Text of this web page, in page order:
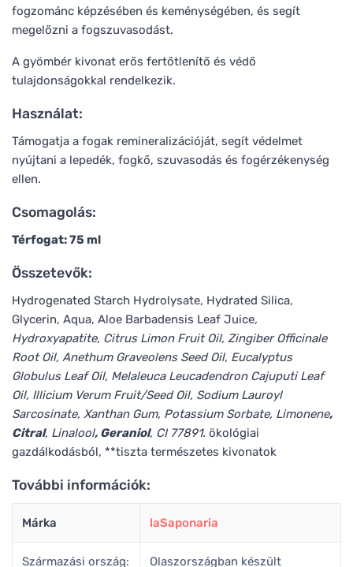
fogzománc képzésében és keménységében, és segít
megelőzni a fogszuvasodást.
A gyömbér kivonat erős fertőtlenítő és védő
tulajdonságokkal rendelkezik.
Használat:
Támogatja a fogak remineralizációját, segít védelmet
nyújtani a lepedék, fogkő, szuvasodás és fogérzékenység
ellen.
Csomagolás:
Térfogat: 75 ml
Összetevők:
Hydrogenated Starch Hydrolysate, Hydrated Silica,
Glycerin, Aqua, Aloe Barbadensis Leaf Juice,
Hydroxyapatite, Citrus Limon Fruit Oil, Zingiber Officinale
Root Oil, Anethum Graveolens Seed Oil, Eucalyptus
Globulus Leaf Oil, Melaleuca Leucadendron Cajuputi Leaf
Oil, Illicium Verum Fruit/Seed Oil, Sodium Lauroyl
Sarcosinate, Xanthan Gum, Potassium Sorbate, Limonene,
Citral, Linalool, Geraniol, CI 77891. ökológiai
gazdálkodásból, **tiszta természetes kivonatok
További információk:
Márka laSaponaria
Származási ország: Olaszországban készült